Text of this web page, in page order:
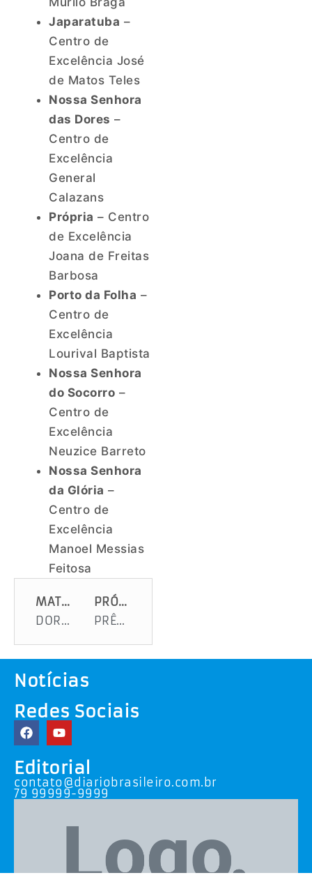
Japaratuba –
Centro de
Excelência José
de Matos Teles
Nossa Senhora
das Dores –
Centro de
Excelência
General
Calazans
Própria – Centro
de Excelência
Joana de Freitas
Barbosa
Porto da Folha –
Centro de
Excelência
Lourival Baptista
Nossa Senhora
do Socorro –
Centro de
Excelência
Neuzice Barreto
Nossa Senhora
da Glória –
Centro de
Excelência
Manoel Messias
Feitosa
MATÉRIA ANTERIOR
DORMIR NA FILA PARA ACORDAR MATRICULADO
PRÓXIMA MATÉRIA
PRÊMIO FAZ AUMENTAR SALAS PARA O AGENTE
Notícias
Redes Sociais
Editorial
contato@diariobrasileiro.com.br
79 99999-9999